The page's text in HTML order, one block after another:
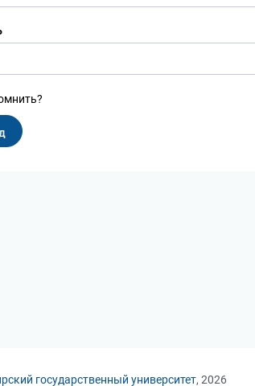
государственный университет, 2026